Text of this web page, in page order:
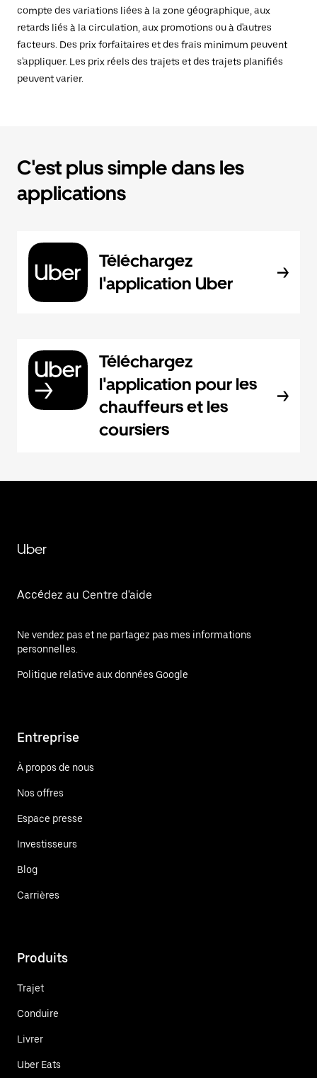
compte des variations liées à la zone géographique, aux
retards liés à la circulation, aux promotions ou à d'autres
facteurs. Des prix forfaitaires et des frais minimum peuvent
s'appliquer. Les prix réels des trajets et des trajets planifiés
peuvent varier.
C'est plus simple dans les
applications
Téléchargez
l'application Uber
Téléchargez
l'application pour les
chauffeurs et les
coursiers
Uber
Accédez au Centre d'aide
Ne vendez pas et ne partagez pas mes informations
personnelles.
Politique relative aux données Google
Entreprise
À propos de nous
Nos offres
Espace presse
Investisseurs
Blog
Carrières
Produits
Trajet
Conduire
Livrer
Uber Eats